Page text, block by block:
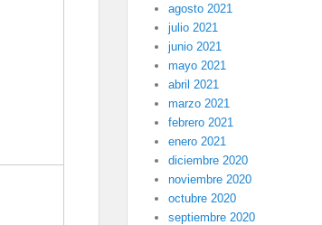
agosto 2021
julio 2021
junio 2021
mayo 2021
abril 2021
marzo 2021
febrero 2021
enero 2021
diciembre 2020
noviembre 2020
octubre 2020
septiembre 2020